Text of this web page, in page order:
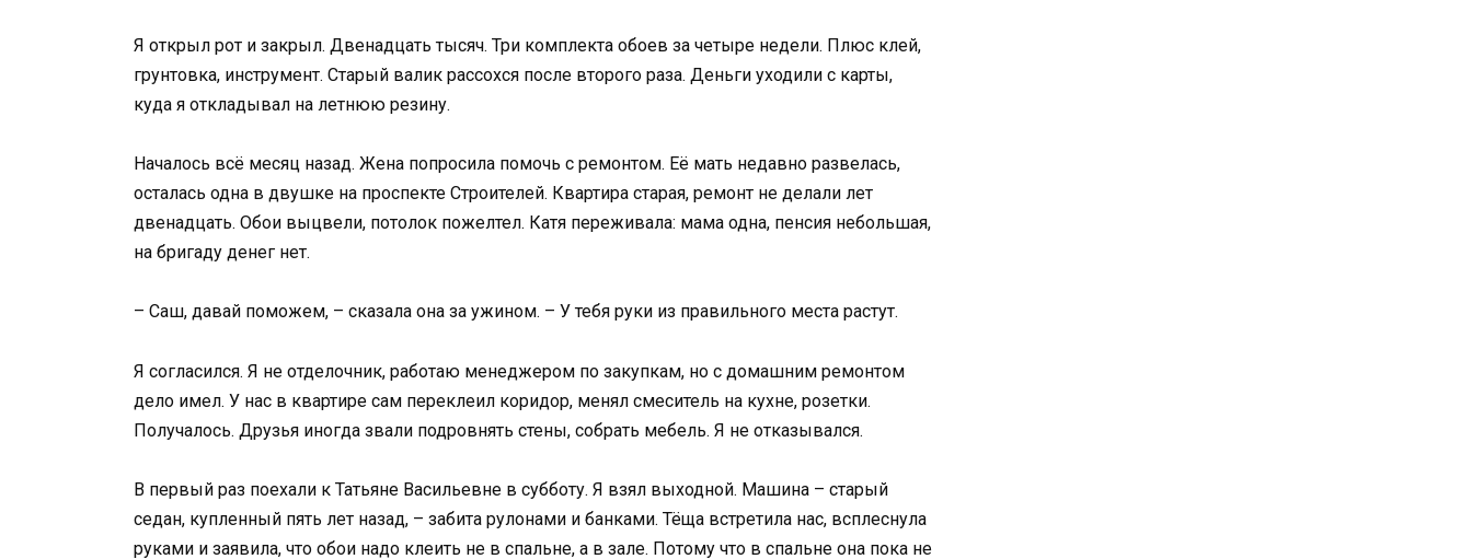
Я открыл рот и закрыл. Двенадцать тысяч. Три комплекта обоев за четыре недели. Плюс клей,
грунтовка, инструмент. Старый валик рассохся после второго раза. Деньги уходили с карты,
куда я откладывал на летнюю резину.
Началось всё месяц назад. Жена попросила помочь с ремонтом. Её мать недавно развелась,
осталась одна в двушке на проспекте Строителей. Квартира старая, ремонт не делали лет
двенадцать. Обои выцвели, потолок пожелтел. Катя переживала: мама одна, пенсия небольшая,
на бригаду денег нет.
– Саш, давай поможем, – сказала она за ужином. – У тебя руки из правильного места растут.
Я согласился. Я не отделочник, работаю менеджером по закупкам, но с домашним ремонтом
дело имел. У нас в квартире сам переклеил коридор, менял смеситель на кухне, розетки.
Получалось. Друзья иногда звали подровнять стены, собрать мебель. Я не отказывался.
В первый раз поехали к Татьяне Васильевне в субботу. Я взял выходной. Машина – старый
седан, купленный пять лет назад, – забита рулонами и банками. Тёща встретила нас, всплеснула
руками и заявила, что обои надо клеить не в спальне, а в зале. Потому что в спальне она пока не